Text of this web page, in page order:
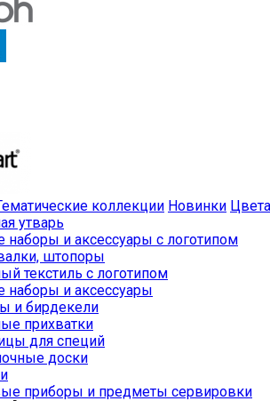
коллекции Новинки Цвета
утварь
наборы и аксессуары с логотипом
штопоры
текстиль с логотипом
наборы и аксессуары
и бирдекели
прихватки
для специй
доски
приборы и предметы сервировки